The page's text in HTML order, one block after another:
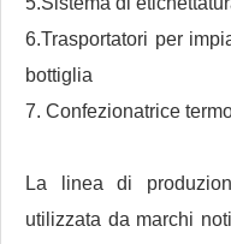
6.Trasportatori per
bottiglia
7. Confezionatrice
La linea di
utilizzata da marchi